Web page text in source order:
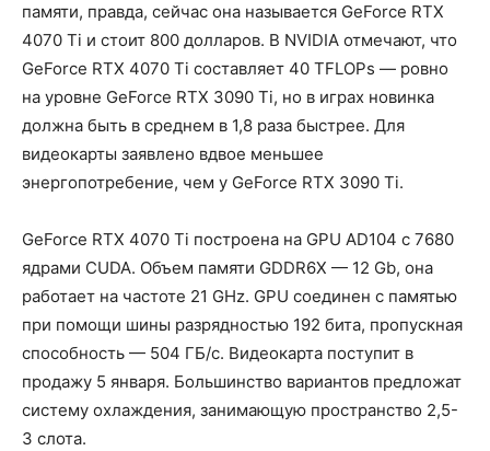
памяти, правда, сейчас она называется GeForce RTX
4070 Ti и стоит 800 долларов. В NVIDIA отмечают, что
GeForce RTX 4070 Ti составляет 40 TFLOPs — ровно
на уровне GeForce RTX 3090 Ti, но в играх новинка
должна быть в среднем в 1,8 раза быстрее. Для
видеокарты заявлено вдвое меньшее
энергопотребение, чем у GeForce RTX 3090 Ti.
GeForce RTX 4070 Ti построена на GPU AD104 с 7680
ядрами CUDA. Объем памяти GDDR6X — 12 Gb, она
работает на частоте 21 GHz. GPU соединен с памятью
при помощи шины разрядностью 192 бита, пропускная
способность — 504 ГБ/с. Видеокарта поступит в
продажу 5 января. Большинство вариантов предложат
систему охлаждения, занимающую пространство 2,5-
3 слота.